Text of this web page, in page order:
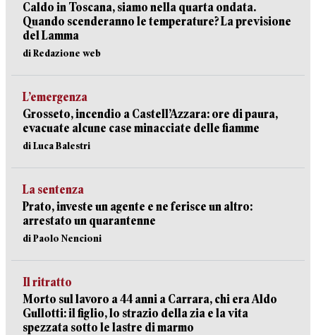
Caldo in Toscana, siamo nella quarta ondata.
Quando scenderanno le temperature? La previsione
del Lamma
di Redazione web
L’emergenza
Grosseto, incendio a Castell’Azzara: ore di paura,
evacuate alcune case minacciate delle fiamme
di Luca Balestri
La sentenza
Prato, investe un agente e ne ferisce un altro:
arrestato un quarantenne
di Paolo Nencioni
Il ritratto
Morto sul lavoro a 44 anni a Carrara, chi era Aldo
Gullotti: il figlio, lo strazio della zia e la vita
spezzata sotto le lastre di marmo